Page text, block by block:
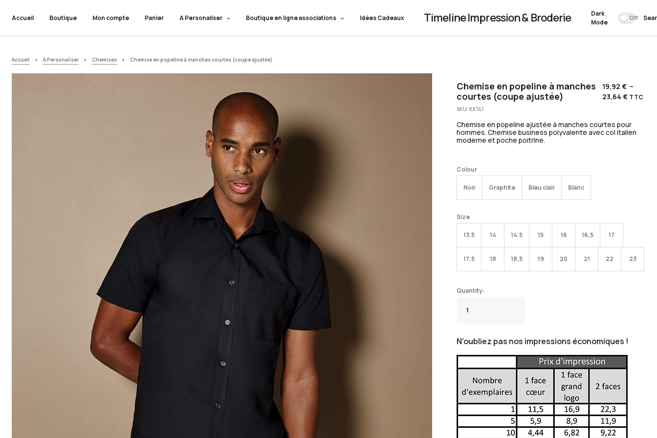
Accueil Boutique Mon compte Panier A Personaliser Boutique en ligne associations Idées Cadeaux Timeline Impression & Broderie
Dark
Mode
Off
Accueil A Personaliser Chemises Chemise en popeline à manches courtes (coupe ajustée)
Chemise en popeline à manches
courtes (coupe ajustée)
19,92€ –
23,64€ TTC
SKU: KK141
Chemise en popeline ajustée à manches courtes pour
hommes. Chemise business polyvalente avec col italien
moderne et poche poitrine.
Colour
Noir Graphite Bleu clair Blanc
Size
13.5 14 14.5 15 16 16,5 17
17.5 18 18,5 19 20 21 22 23
N'oubliez pas nos impressions économiques !